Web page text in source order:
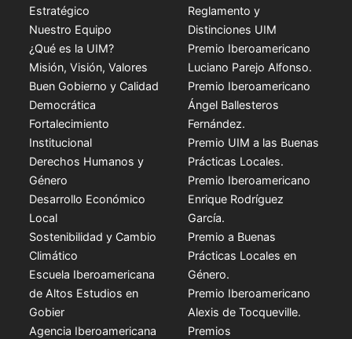
Estratégico
Nuestro Equipo
¿Qué es la UIM?
Misión, Visión, Valores
Buen Gobierno y Calidad
Democrática
Fortalecimiento
Institucional
Derechos Humanos y
Género
Desarrollo Económico
Local
Sostenibilidad y Cambio
Climático
Escuela Iberoamericana
de Altos Estudios en
Gobier
Agencia Iberoamericana
Reglamento y
Distinciones UIM
Premio Iberoamericano
Luciano Parejo Alfonso.
Premio Iberoamericano
Ángel Ballesteros
Fernández.
Premio UIM a las Buenas
Prácticas Locales.
Premio Iberoamericano
Enrique Rodríguez
García.
Premio a Buenas
Prácticas Locales en
Género.
Premio Iberoamericano
Alexis de Tocqueville.
Premios